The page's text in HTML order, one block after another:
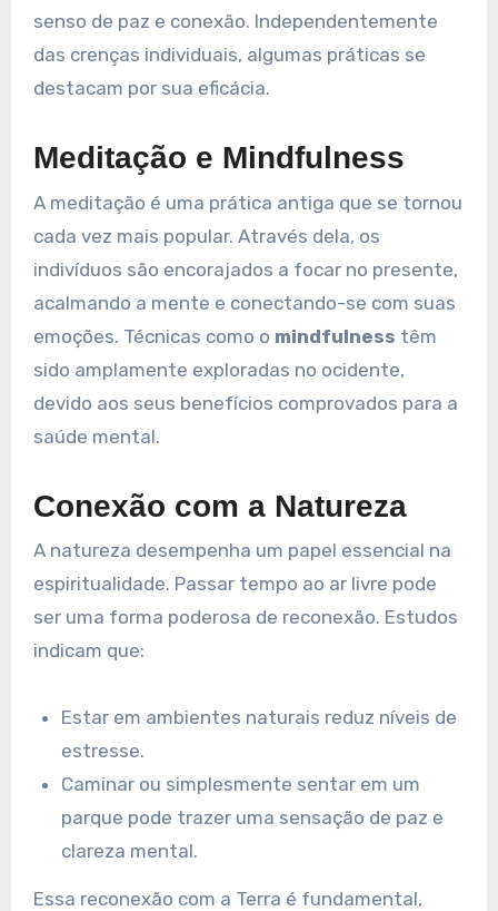
senso de paz e conexão. Independentemente
das crenças individuais, algumas práticas se
destacam por sua eficácia.
Meditação e Mindfulness
A meditação é uma prática antiga que se tornou
cada vez mais popular. Através dela, os
indivíduos são encorajados a focar no presente,
acalmando a mente e conectando-se com suas
emoções. Técnicas como o mindfulness têm
sido amplamente exploradas no ocidente,
devido aos seus benefícios comprovados para a
saúde mental.
Conexão com a Natureza
A natureza desempenha um papel essencial na
espiritualidade. Passar tempo ao ar livre pode
ser uma forma poderosa de reconexão. Estudos
indicam que:
Estar em ambientes naturais reduz níveis de
estresse.
Caminar ou simplesmente sentar em um
parque pode trazer uma sensação de paz e
clareza mental.
Essa reconexão com a Terra é fundamental,